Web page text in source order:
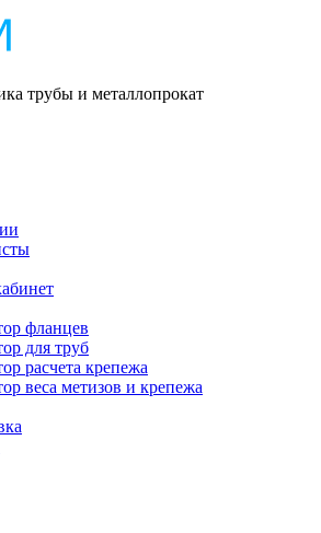
трубы и металлопрокат
фланцев
для труб
расчета крепежа
веса метизов и крепежа